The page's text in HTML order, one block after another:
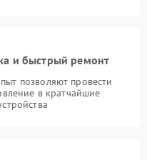
и быстрый ремонт
позволяют провести
в кратчайшие